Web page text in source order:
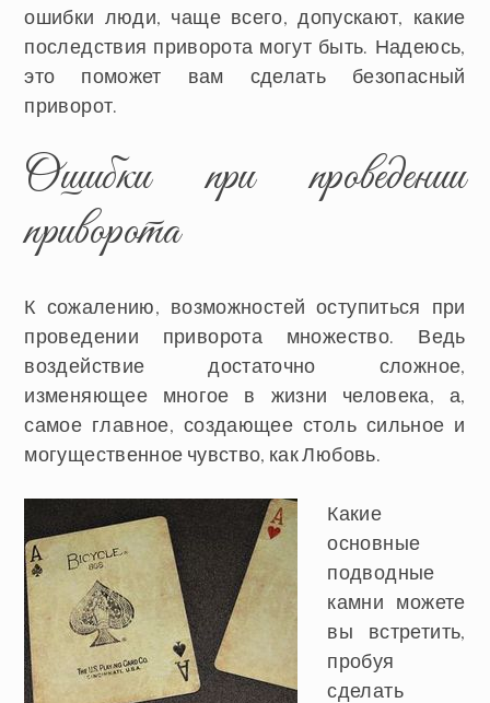
ошибки люди, чаще всего, допускают, какие
последствия приворота могут быть. Надеюсь,
это поможет вам сделать безопасный
приворот.
Ошибки при проведении
приворота
К сожалению, возможностей оступиться при
проведении приворота множество. Ведь
воздействие достаточно сложное,
изменяющее многое в жизни человека, а,
самое главное, создающее столь сильное и
могущественное чувство, как Любовь.
Какие
основные
подводные
камни можете
вы встретить,
пробуя
сделать